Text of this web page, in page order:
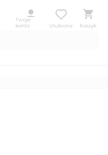
Twoje
konto
Ulubione Koszyk